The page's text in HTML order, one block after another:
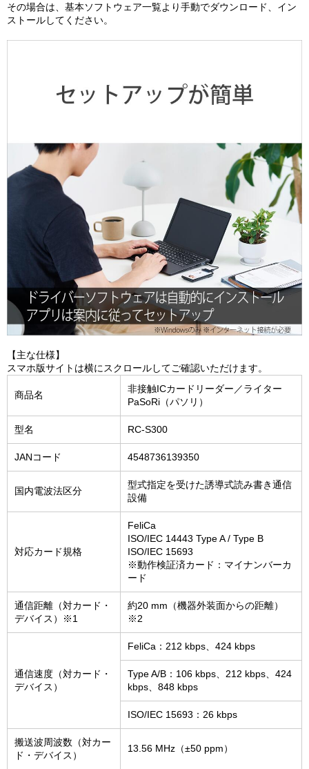
その場合は、基本ソフトウェア一覧より手動でダウンロード、イン
ストールしてください。
【主な仕様】
スマホ版サイトは横にスクロールしてご確認いただけます。
商品名
非接触ICカードリーダー／ライター
PaSoRi（パソリ）
型名 RC-S300
JANコード 4548736139350
国内電波法区分
型式指定を受けた誘導式読み書き通信
設備
対応カード規格
FeliCa
ISO/IEC 14443 Type A / Type B
ISO/IEC 15693
※動作検証済カード：マイナンバーカ
ード
通信距離（対カード・
デバイス）※1
約20 mm（機器外装面からの距離）
※2
通信速度（対カード・
デバイス）
FeliCa：212 kbps、424 kbps
Type A/B：106 kbps、212 kbps、424
kbps、848 kbps
ISO/IEC 15693：26 kbps
搬送波周波数（対カー
ド・デバイス）
13.56 MHz（±50 ppm）